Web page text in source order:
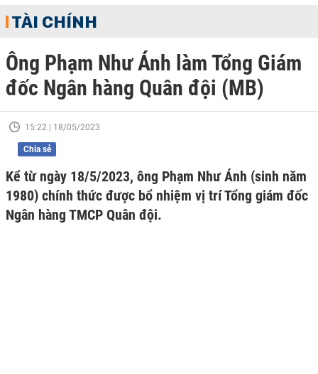
TÀI CHÍNH
Ông Phạm Như Ánh làm Tổng Giám
đốc Ngân hàng Quân đội (MB)
15:22 | 18/05/2023
Chia sẻ
Kể từ ngày 18/5/2023, ông Phạm Như Ánh (sinh năm
1980) chính thức được bổ nhiệm vị trí Tổng giám đốc
Ngân hàng TMCP Quân đội.